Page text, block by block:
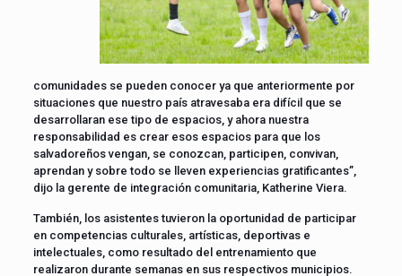
comunidades se pueden conocer ya que anteriormente por
situaciones que nuestro país atravesaba era difícil que se
desarrollaran ese tipo de espacios, y ahora nuestra
responsabilidad es crear esos espacios para que los
salvadoreños vengan, se conozcan, participen, convivan,
aprendan y sobre todo se lleven experiencias gratificantes”,
dijo la gerente de integración comunitaria, Katherine Viera.
También, los asistentes tuvieron la oportunidad de participar
en competencias culturales, artísticas, deportivas e
intelectuales, como resultado del entrenamiento que
realizaron durante semanas en sus respectivos municipios.